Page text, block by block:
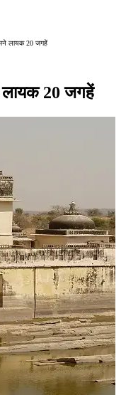
लायक 20 जगहें
लायक 20 जगहें